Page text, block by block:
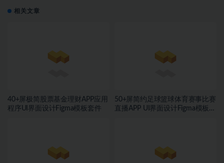
相关文章
40+屏极简股票基金理财APP应用
程序UI界面设计Figma模板套件
50+屏简约足球篮球体育赛事比赛
直播APP UI界面设计Figma模板套